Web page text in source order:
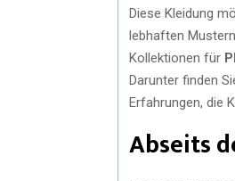
Diese Kleidung
lebhaften
Kollektionen für
Darunter finden
Erfahrungen, die
Abseits